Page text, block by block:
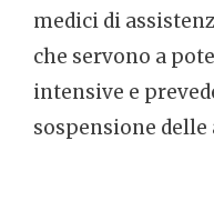
medici di
che servono a
intensive e
sospensione delle